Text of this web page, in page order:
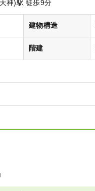
神)駅 徒歩9分
建物構造
階建